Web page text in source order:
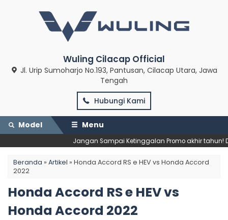
Wuling Cilacap Official
Jl. Urip Sumoharjo No.193, Pantusan, Cilacap Utara, Jawa
Tengah
Hubungi Kami
Model Menu
Jangan Sampai Ketinggalan Promo akhir tahun!
Beranda » Artikel » Honda Accord RS e HEV vs Honda Accord
2022
Honda Accord RS e HEV vs
Honda Accord 2022